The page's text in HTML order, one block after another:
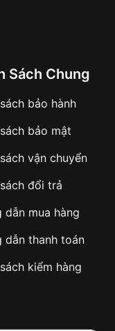
hàng hoặc
chóng
không mong
Sách Chung
bảo hành
bảo mật
vận chuyển
đổi trả
dẫn mua hàng
dẫn thanh toán
kiểm hàng